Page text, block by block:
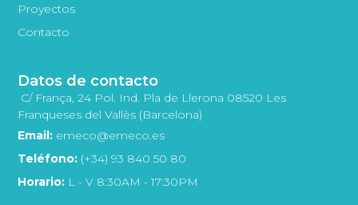
Proyectos
Contacto
Datos de contacto
C/ França, 24 Pol. Ind. Pla de Llerona 08520 Les
Franqueses del Vallès (Barcelona)
Email: emeco@emeco.es
Teléfono: (+34) 93 840 50 80
Horario: L - V 8:30AM - 17:30PM